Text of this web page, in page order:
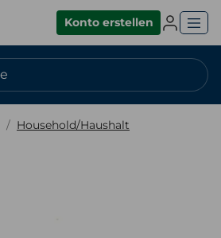
Konto erstellen
Household/Haushalt